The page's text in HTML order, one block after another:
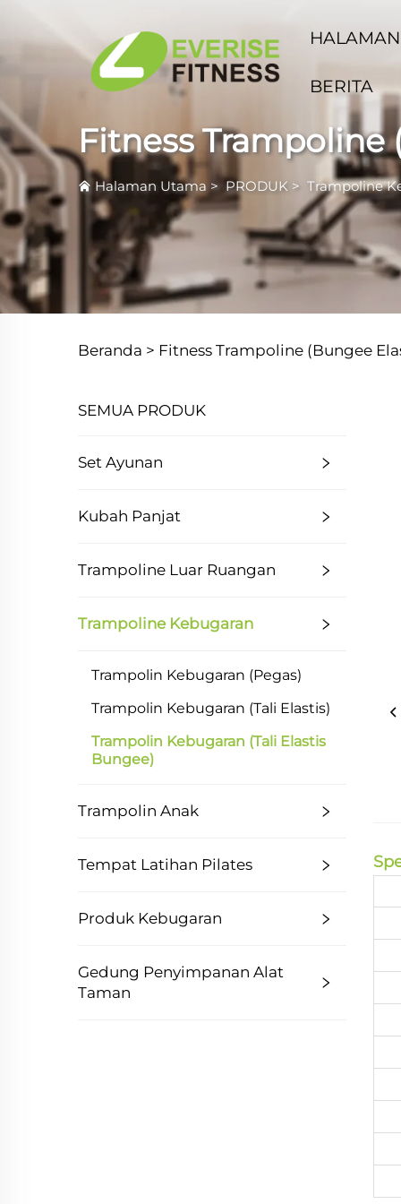
BERITA
Fitness Trampoline
Halaman Utama > PRODUK > Trampoline
Beranda > Fitness Trampoline (Bungee
SEMUA PRODUK
Set Ayunan
Kubah Panjat
Trampoline Luar Ruangan
Trampoline Kebugaran
Trampolin Kebugaran (pegas)
Trampolin Kebugaran (tali Elastis)
Trampolin Kebugaran (tali Elastis
Bungee)
Trampolin Anak
Tempat Latihan Pilates
Produk Kebugaran
Gedung Penyimpanan Alat
Taman